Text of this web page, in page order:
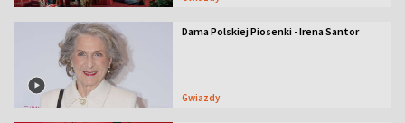
Dama Polskiej Piosenki - Irena Santor
Gwiazdy